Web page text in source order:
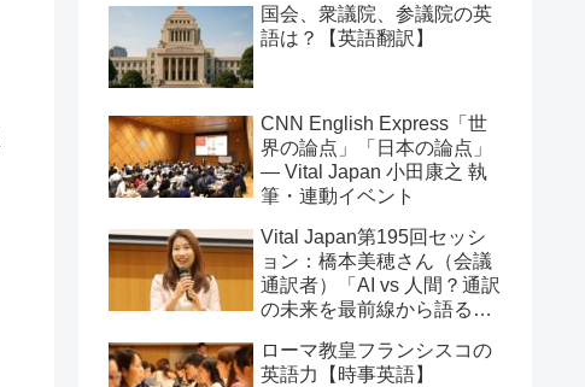
国会、衆議院、参議院の英
語は？【英語翻訳】
CNN English Express「世
界の論点」「日本の論点」
― Vital Japan 小田康之 執
筆・連動イベント
Vital Japan第195回セッシ
ョン：橋本美穂さん（会議
通訳者）「AI vs 人間？通訳
の未来を最前線から語る」
ローマ教皇フランシスコの
英語力【時事英語】